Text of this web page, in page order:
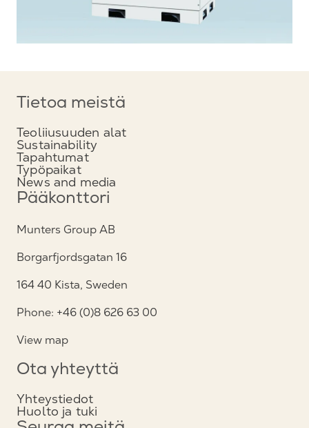
Tietoa meistä
Teoliiusuuden alat
Sustainability
Tapahtumat
Typöpaikat
News and media
Pääkonttori
Munters Group AB
Borgarfjordsgatan 16
164 40 Kista, Sweden
Phone: +46 (0)8 626 63 00
View map
Ota yhteyttä
Yhteystiedot
Huolto ja tuki